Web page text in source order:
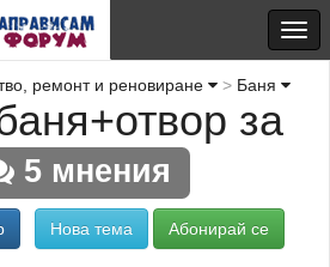
ремонт и реновиране Баня
за
5 мнения
Нова тема Абонирай се